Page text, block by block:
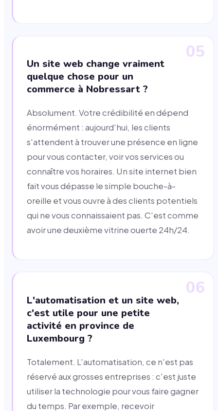
05
Un site web change vraiment
quelque chose pour un
commerce à Nobressart ?
Absolument. Votre crédibilité en dépend
énormément : aujourd'hui, les clients
s'attendent à trouver une présence en ligne
pour vous contacter, voir vos services ou
connaître vos horaires. Un site internet bien
fait vous dépasse le simple bouche-à-
oreille et vous ouvre à des clients potentiels
qui ne vous connaissaient pas. C'est comme
avoir une deuxième vitrine ouerte 24h/24.
06
L'automatisation et un site web,
c'est utile pour une petite
activité en province de
Luxembourg ?
Totalement. L'automatisation, ce n'est pas
réservé aux grosses entreprises : c'est juste
utiliser la technologie pour vous faire gagner
du temps. Par exemple, recevoir